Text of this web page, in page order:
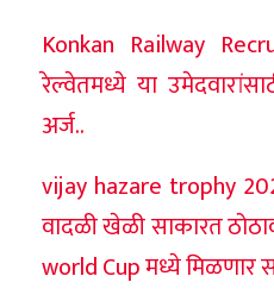
Konkan Railway
रेल्वेतमध्ये या
अर्ज..
vijay hazare trophy
वादळी खेळी साकारत
world Cup मध्ये मिळणार